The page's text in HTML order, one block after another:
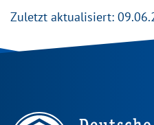
Zuletzt aktualisiert: